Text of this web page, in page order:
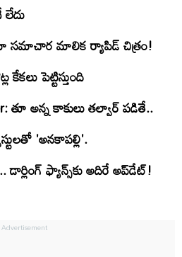
సమాచార మాలిక ర్యాపిడ్ చిత్రం!
పెట్టిస్తుంది
తూ అన్న కాకులు తల్వార్ పడితే..
'అనకాపల్లి'.
డార్లింగ్ ఫ్యాన్స్‌కు అదిరే అప్‌డేట్!